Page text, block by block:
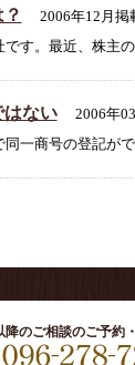
2006年12月掲
す。最近、株主
ない 2006年
一商号の登記が
降のご相談のご予約